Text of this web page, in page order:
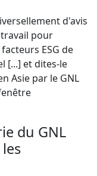
d'avis
pour
ESG de
[...] et dites-le
Asie par le GNL
du GNL